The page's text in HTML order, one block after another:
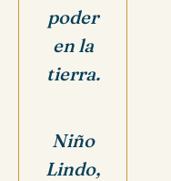
poder
en la
tierra.
Niño
Lindo,